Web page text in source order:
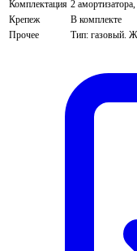
Комплектация 2
Крепеж
В комплекте
Прочее
Тип: газовый.